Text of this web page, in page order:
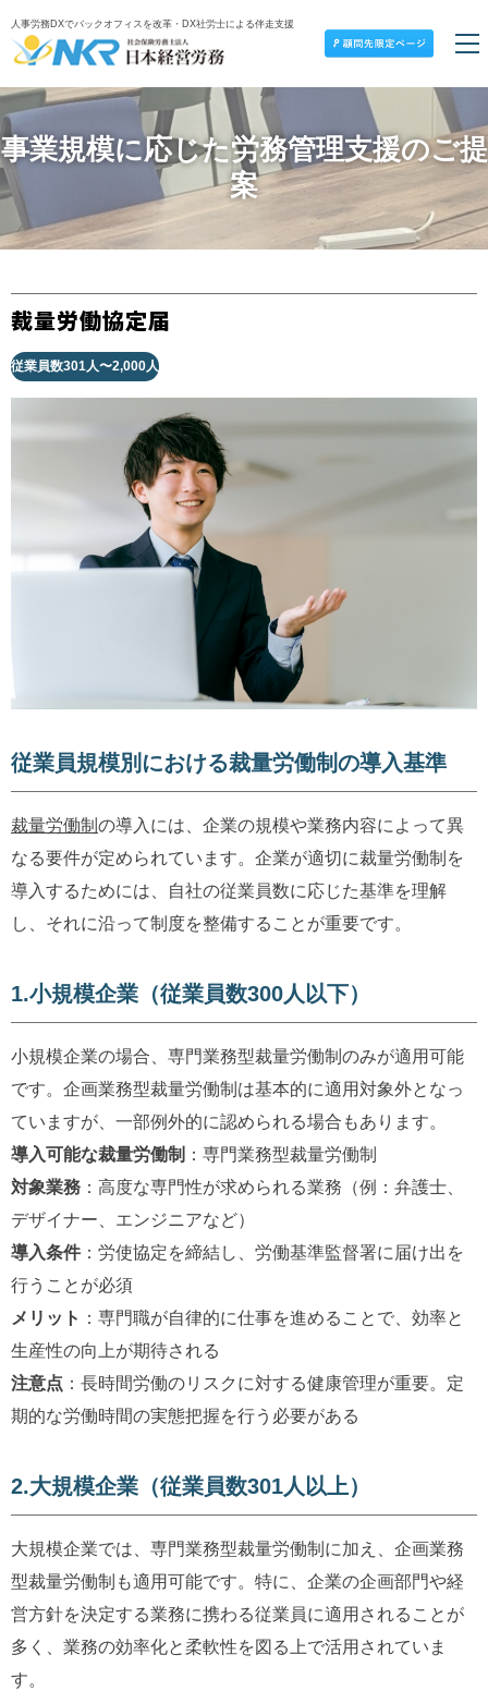
人事労務DXでバックオフィスを改革・DX社労士による伴走支援
事業規模に応じた労務管理支援のご提
案
裁量労働協定届
従業員数301人〜2,000人
従業員規模別における裁量労働制の導入基準
裁量労働制 の導入には、企業の規模や業務内容によって異
なる要件が定められています。企業が適切に裁量労働制を
導入するためには、自社の従業員数に応じた基準を理解
し、それに沿って制度を整備することが重要です。
1.小規模企業（従業員数300人以下）
小規模企業の場合、専門業務型裁量労働制のみが適用可能
です。企画業務型裁量労働制は基本的に適用対象外となっ
ていますが、一部例外的に認められる場合もあります。
導入可能な裁量労働制 ：専門業務型裁量労働制
対象業務 ：高度な専門性が求められる業務（例：弁護士、
デザイナー、エンジニアなど）
導入条件：労使協定を締結し、労働基準監督署に届け出を
行うことが必須
メリット ：専門職が自律的に仕事を進めることで、効率と
生産性の向上が期待される
注意点 ：長時間労働のリスクに対する健康管理が重要。定
期的な労働時間の実態把握を行う必要がある
2.大規模企業（従業員数301人以上）
大規模企業では、専門業務型裁量労働制に加え、企画業務
型裁量労働制も適用可能です。特に、企業の企画部門や経
営方針を決定する業務に携わる従業員に適用されることが
多く、業務の効率化と柔軟性を図る上で活用されていま
す。